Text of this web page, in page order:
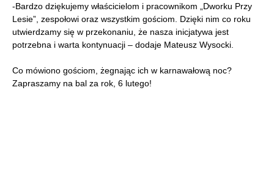
-Bardzo dziękujemy właścicielom i pracownikom „Dworku Przy
Lesie”, zespołowi oraz wszystkim gościom. Dzięki nim co roku
utwierdzamy się w przekonaniu, że nasza inicjatywa jest
potrzebna i warta kontynuacji – dodaje Mateusz Wysocki.
Co mówiono gościom, żegnając ich w karnawałową noc?
Zapraszamy na bal za rok, 6 lutego!